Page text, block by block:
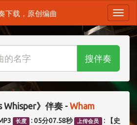
下载，原创编曲
搜伴奏
Whisper》伴奏 - Wham
长度 : 05分07.58秒 上传会员
: 【史